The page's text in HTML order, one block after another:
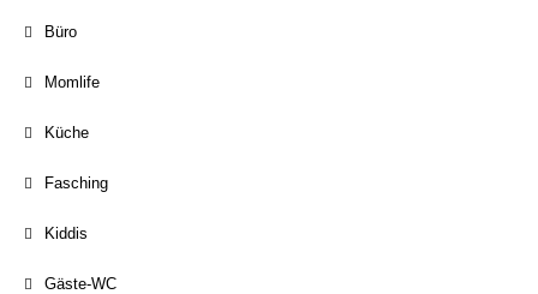
Büro
Momlife
Küche
Fasching
Kiddis
Gäste-WC